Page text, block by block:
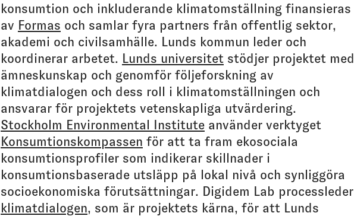
konsumtion och inkluderande klimatomställning finansieras
av Formas och samlar fyra partners från offentlig sektor,
akademi och civilsamhälle. Lunds kommun leder och
koordinerar arbetet. Lunds universitet stödjer projektet med
ämneskunskap och genomför följeforskning av
klimatdialogen och dess roll i klimatomställningen och
ansvarar för projektets vetenskapliga utvärdering.
Stockholm Environmental Institute använder verktyget
Konsumtionskompassen för att ta fram ekosociala
konsumtionsprofiler som indikerar skillnader i
konsumtionsbaserade utsläpp på lokal nivå och synliggöra
socioekonomiska förutsättningar. Digidem Lab processleder
klimatdialogen, som är projektets kärna, för att Lunds